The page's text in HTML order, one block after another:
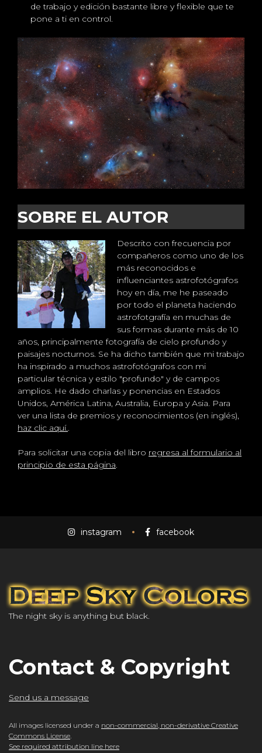
de trabajo y edición bastante libre y flexible que te
pone a ti en control.
SOBRE EL AUTOR
Descrito con frecuencia por
compañeros como uno de los
más reconocidos e
influenciantes astrofotógrafos
hoy en día, me he paseado
por todo el planeta haciendo
astrofotgrafía en muchas de
sus formas durante más de 10
años, principalmente fotografía de cielo profundo y
paisajes nocturnos. Se ha dicho también que mi trabajo
ha inspirado a muchos astrofotógrafos con mi
particular técnica y estilo "profundo" y de campos
amplios. He dado charlas y ponencias en Estados
Unidos, América Latina, Australia, Europa y Asia. Para
ver una lista de premios y reconocimientos (en inglés),
haz clic aquí..
Para solicitar una copia del libro regresa al formulario al
principio de esta página.
instagram facebook
The night sky is anything but black.
Contact & Copyright
Send us a message
All images licensed under a non-commercial, non-derivative Creative
Commons License.
See required attribution line here